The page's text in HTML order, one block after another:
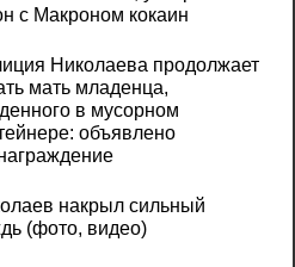
с Макроном кокаин
Николаева продолжает
мать младенца,
в мусорном
объявлено
накрыл сильный
(фото, видео)